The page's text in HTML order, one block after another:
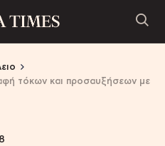
τόκων και προσαυξήσεων με